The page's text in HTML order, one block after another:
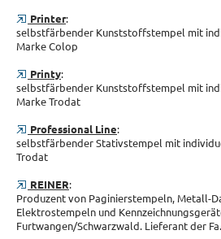
Printer:
selbstfärbender Kunststoffstempel mit
Marke Colop
Printy:
selbstfärbender Kunststoffstempel mit
Marke Trodat
Professional Line:
selbstfärbender Stativstempel mit
Trodat
REINER:
Produzent von Paginierstempeln, Metall-
Elektrostempeln und
Furtwangen/Schwarzwald. Lieferant der